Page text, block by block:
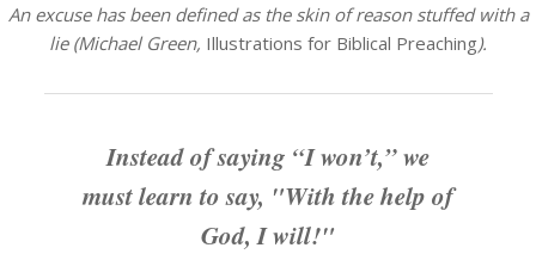
An excuse has been defined as the skin of reason stuffed with a
lie (Michael Green, Illustrations for Biblical Preaching).
Instead of saying “I won’t,” we
must learn to say, "With the help of
God, I will!"